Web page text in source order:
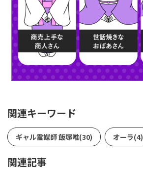
関連キーワード
ギャル霊媒師 飯塚唯(30) オーラ(4)
関連記事